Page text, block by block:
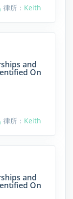
律所： Keith
and
On
律所： Keith
and
On